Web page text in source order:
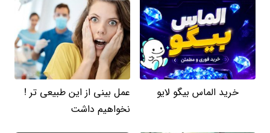
خرید الماس بیگو لایو
عمل بینی از این طبیعی تر !
نخواهیم داشت